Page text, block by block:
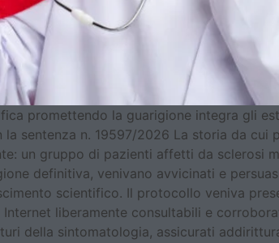
promettendo la guarigione integra gli
sentenza n. 19597/2026 La storia da
un gruppo di pazienti affetti da sclerosi
definitiva, venivano avvicinati e
scientifico. Il protocollo veniva
liberamente consultabili e
della sintomatologia, assicurati